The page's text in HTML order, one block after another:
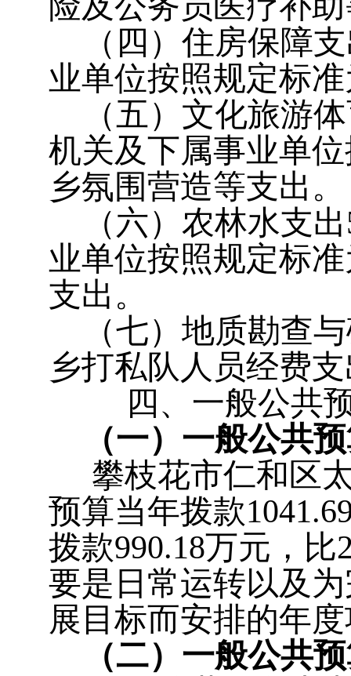
（四）住房保障
业单位按照规定标
（五） 文化旅游
机关及下属事业单
乡氛围营造等支出。
（六）农林水支出
业单位按照规定标
支出。
（七）地质勘查与
乡打私队人员经费
四、一般公共预
（一）一般公共预
攀枝花市仁和区
预算当年拨款
拨款990.18万元， 比
要是日常运转以及
展目标而安排的年
（二）一般公共预